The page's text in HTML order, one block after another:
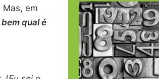
Mas, em
bem qual é